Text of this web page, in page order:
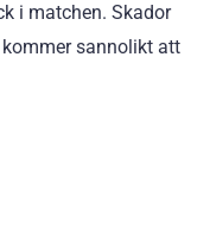
i matchen. Skador
sannolikt att